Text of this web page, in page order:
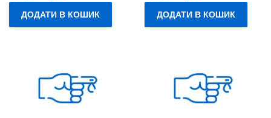
ДОДАТИ В КОШИК ДОДАТИ В КОШИК